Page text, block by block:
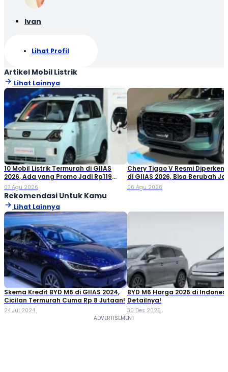
Ivan
Lihat Profil
Artikel Mobil Listrik
Lihat Lainnya
10 Mobil Listrik Termurah di GIIAS
2026, Ada yang Promo Jadi Rp119
Jutaan!
07 Agu 2026
Chery Tiggo V Resmi
di GIIAS 2026, Bisa Berubah
Double Cabin
06 Agu 2026
Rekomendasi Untuk Kamu
Lihat Lainnya
Skema Kredit BYD M6 di GIIAS 2024,
Cicilan Termurah Cuma Rp 8 Jutaan!
24 Jul 2024
BYD M6 Harga 2026 di
Detailnya!
30 Des 2025